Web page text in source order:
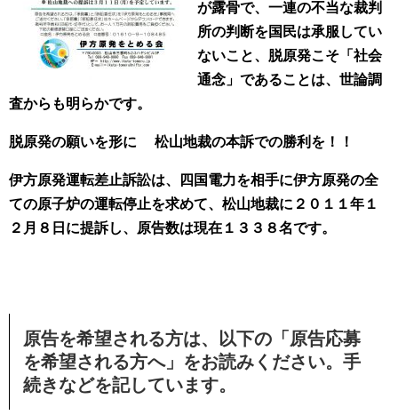
が露骨で、一連の不当な裁判
所の判断を国民は承服してい
ないこと、脱原発こそ「社会
通念」であることは、世論調
査からも明らかです。
脱原発の願いを形に 松山地裁の本訴での勝利を！！
伊方原発運転差止訴訟は、四国電力を相手に伊方原発の全
ての原子炉の運転停止を求めて、松山地裁に２０１１年１
２月８日に提訴し、原告数は現在１３３８名です。
原告を希望される方は、以下の「原告応募
を希望される方へ」をお読みください。手
続きなどを記しています。